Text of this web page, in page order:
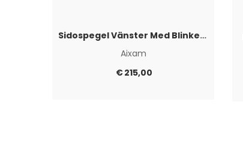
Sidospegel Vänster Med Blinkers Aixam 2016+
Aixam
€215,00